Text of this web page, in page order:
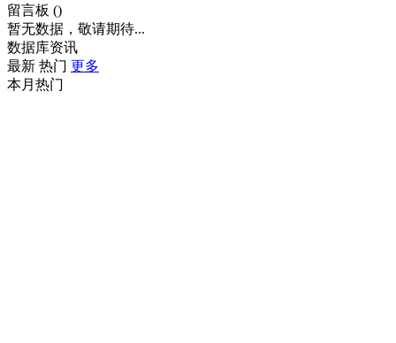
留言板 ()
暂无数据，敬请期待...
数据库资讯
最新 热门 更多
本月热门